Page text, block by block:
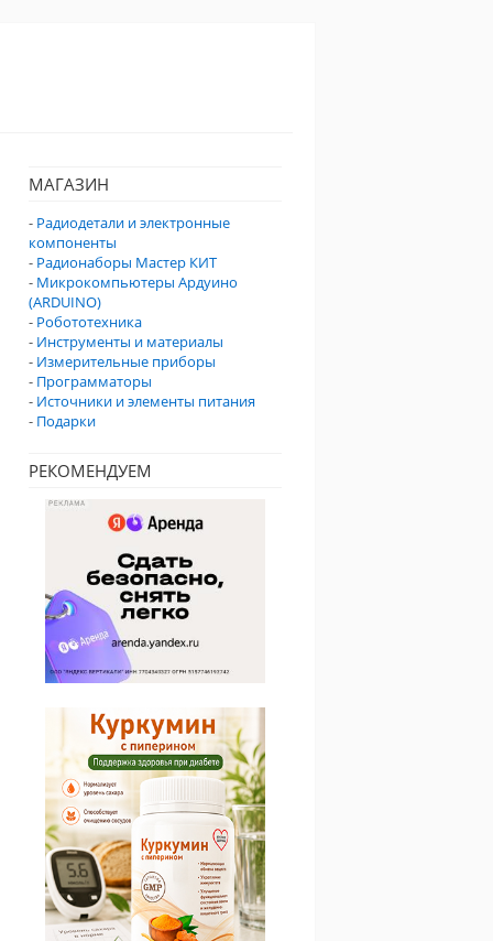
МАГАЗИН
- Радиодетали и электронные
компоненты
- Радионаборы Мастер КИТ
- Микрокомпьютеры Ардуино
(ARDUINO)
- Робототехника
- Инструменты и материалы
- Измерительные приборы
- Программаторы
- Источники и элементы питания
- Подарки
РЕКОМЕНДУЕМ